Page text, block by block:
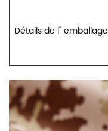
Détails de l'' emballage